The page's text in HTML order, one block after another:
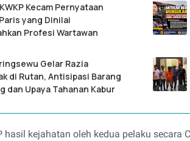
Kecam Pernyataan
yang Dinilai
Profesi Wartawan
Gelar Razia
di Rutan, Antisipasi Barang
dan Upaya Tahanan Kabur
hasil kejahatan oleh kedua pelaku secara